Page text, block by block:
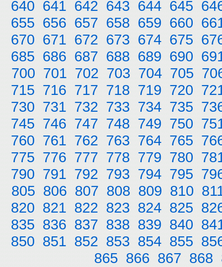
640 641 642 643 644 645
655 656 657 658 659 660
670 671 672 673 674 675
685 686 687 688 689 690
700 701 702 703 704 705
715 716 717 718 719 720
730 731 732 733 734 735
745 746 747 748 749 750
760 761 762 763 764 765
775 776 777 778 779 780
790 791 792 793 794 795
805 806 807 808 809 810
820 821 822 823 824 825
835 836 837 838 839 840
850 851 852 853 854 855
865 866 867 868